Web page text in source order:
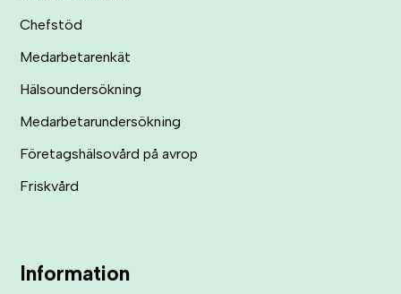
Chefstöd
Medarbetarenkät
Hälsoundersökning
Medarbetarundersökning
Företagshälsovård på avrop
Friskvård
Information